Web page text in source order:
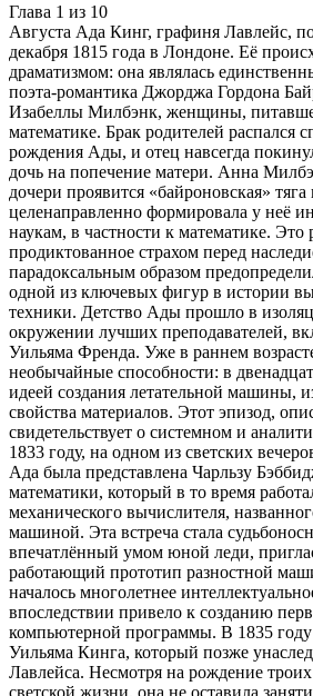
Глава 1 из 10
Августа Ада Кинг, графиня Лавлейс,
декабря 1815 года в Лондоне. Её
драматизмом: она являлась
поэта-романтика Джорджа Гордона
Изабеллы Милбэнк, женщины,
математике. Брак родителей распался
рождения Ады, и отец навсегда
дочь на попечение матери. Анна
дочери проявится «байроновская» тяга
целенаправленно формировала у неё
наукам, в частности к математике. Это
продиктованное страхом перед
парадоксальным образом
одной из ключевых фигур в истории
техники. Детство Ады прошло в
окружении лучших преподавателей,
Уильяма Френда. Уже в раннем
необычайные способности: в
идеей создания летательной машины,
свойства материалов. Этот эпизод,
свидетельствует о системном и
1833 году, на одном из светских
Ада была представлена Чарльзу
математики, который в то время
механического вычислителя,
машиной. Эта встреча стала
впечатлённый умом юной леди,
работающий прототип разностной
началось многолетнее
впоследствии привело к созданию
компьютерной программы. В 1835
Уильяма Кинга, который позже
Лавлейса. Несмотря на рождение
светской жизни, она не оставила